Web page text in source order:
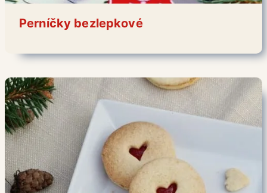
Perníčky bezlepkové